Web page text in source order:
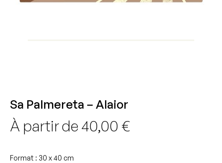
Sa Palmereta – Alaior
À partir de 40,00 €
Format : 30 x 40 cm